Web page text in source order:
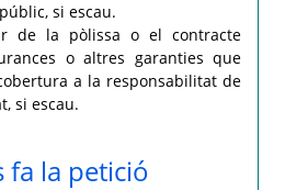
si escau.
de la pòlissa o el contracte
o altres garanties que
a la responsabilitat de
si escau.
fa la petició